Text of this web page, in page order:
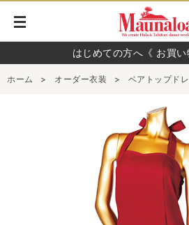
はじめての方へ《 お買い
ホーム > オーダー衣装 > ベアトップド